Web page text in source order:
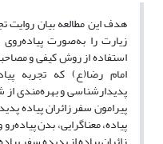
هدف این مطالعه بیان روایت
زیارت را به‌صورت
امام رضا(ع) که تجربه
پیرامون سفر زائران
پیاده، معناگرایی، بدن